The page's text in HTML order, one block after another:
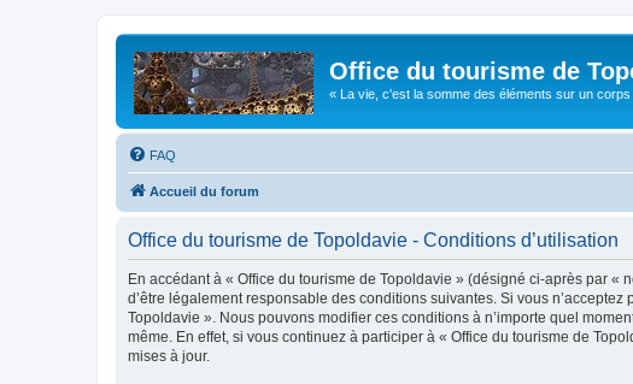
Office du tourisme de
« La vie, c'est la somme des éléments sur un
FAQ
Accueil du forum
Office du tourisme de Topoldavie - Conditions d’utilisation
En accédant à « Office du tourisme de Topoldavie » (désigné ci-après par
d’être légalement responsable des conditions suivantes. Si vous
Topoldavie ». Nous pouvons modifier ces conditions à n’importe quel
même. En effet, si vous continuez à participer à « Office du tourisme de
mises à jour.